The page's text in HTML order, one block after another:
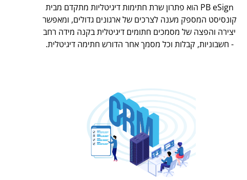
PB eSign הוא פתרון שרת חתימות דיגיטליות מתקדם מבית
קונסיסט המספק מענה לצרכים של ארגונים גדולים, ומאפשר
יצירה והפצה של מסמכים חתומים דיגיטלית בקנה מידה רחב
- חשבוניות, קבלות וכל מסמך אחר הדורש חתימה דיגיטלית.